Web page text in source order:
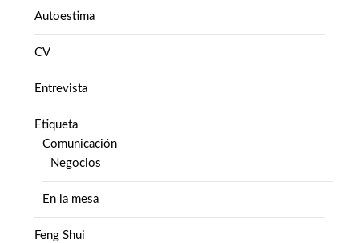
Autoestima
CV
Entrevista
Etiqueta
Comunicación
Negocios
En la mesa
Feng Shui